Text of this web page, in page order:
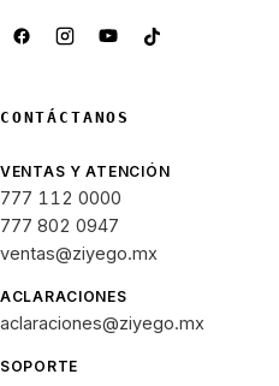
CONTÁCTANOS
VENTAS Y ATENCIÓN
777 112 0000
777 802 0947
ventas@ziyego.mx
ACLARACIONES
aclaraciones@ziyego.mx
SOPORTE